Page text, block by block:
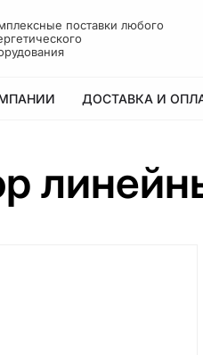
поставки любого
ДОСТАВКА И